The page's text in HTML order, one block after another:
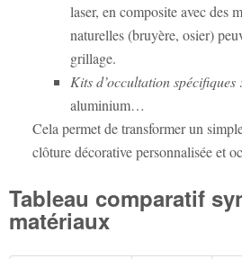
laser, en composite avec des
naturelles (bruyère, osier)
grillage.
Kits d’occultation spécifiques :
aluminium…
Cela permet de transformer un
clôture décorative personnalisée et
Tableau comparatif
matériaux